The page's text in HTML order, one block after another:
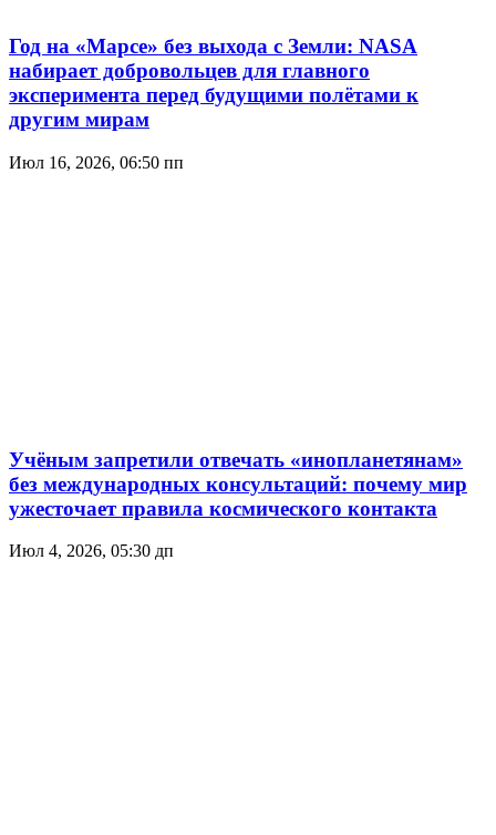
Год на «Марсе» без выхода с Земли: NASA
набирает добровольцев для главного
эксперимента перед будущими полётами к
другим мирам
Июл 16, 2026, 06:50 пп
Учёным запретили отвечать «инопланетянам»
без международных консультаций: почему мир
ужесточает правила космического контакта
Июл 4, 2026, 05:30 дп